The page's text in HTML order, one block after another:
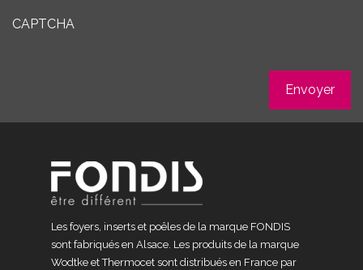
CAPTCHA
Les foyers, inserts et poêles de la marque FONDIS
sont fabriqués en Alsace. Les produits de la marque
Wodtke et Thermocet sont distribués en France par